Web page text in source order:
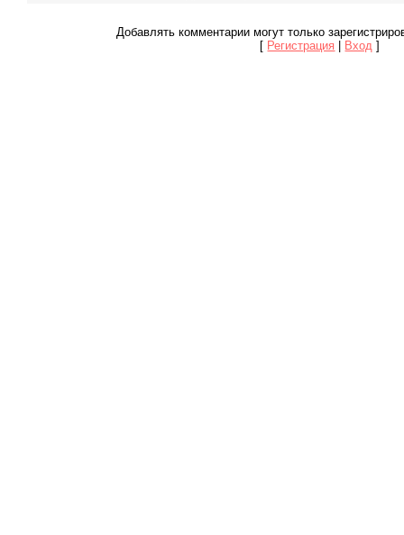
Добавлять комментарии могут только
[ Регистрация Вход ]